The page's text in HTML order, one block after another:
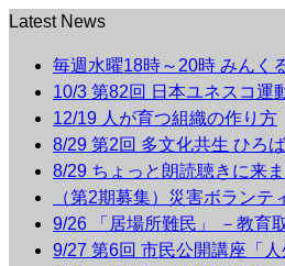
Latest News
毎週水曜18時～20時 みんく
10/3 第82回 日本ユネスコ運
12/19 人が育つ組織の作り方
8/29 第2回 多文化共生 ひろ
8/29 ちょっと朗読聴きに来
（第2期募集）災害ボランテ
9/26 「居場所難民」 －教育
9/27 第6回 市民公開講座「